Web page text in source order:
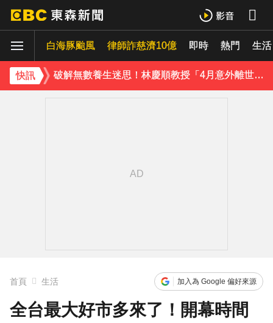
白海豚颱風 律師詐慈濟10億 即時 熱門 生活
快訊 破解無數養生迷思！林慶順教授「4月意外離世」女兒悲痛證實
首頁 生活 加入為 Google 偏好來源
全台最大好市多來了！開幕時間